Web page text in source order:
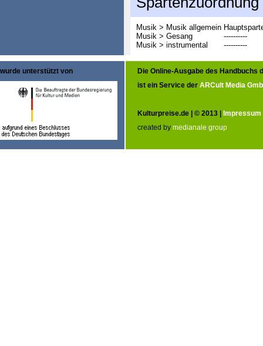
Musik > Musik allgemein
Musik > Gesang
----------
Musik > instrumental
----------
wurde unterstützt von
Die Online-Ausgabe des Handbuchs
ist ein Service der ARCult Media
Kulturpreise.de | © 2013 | Impressum
created by medianale group